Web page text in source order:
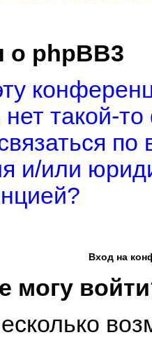
phpBB3
такой-
по
и/или
Вход на
могу